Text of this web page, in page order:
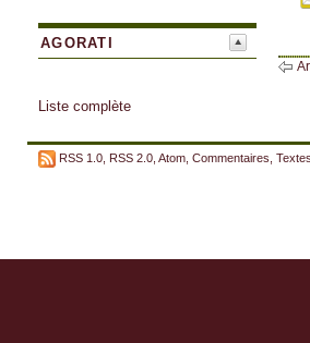
AGORATI
Liste complète
RSS 1.0 RSS 2.0 Atom Commentaires Textes